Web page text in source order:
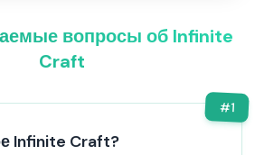
вопросы об Infinite
Craft
#1
Infinite Craft?